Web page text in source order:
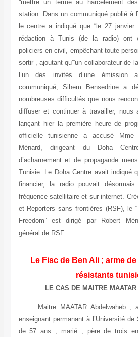
“mettre un terme au harcèlement
station. Dans un communiqué publié à
le centre a indiqué que “le 27
rédaction à Tunis (de la radio) ont
policiers en civil, empêchant toute
sortir”, ajoutant qu'”un collaborateur de
l’un des invités d’une émission
communiqué, Sihem Bensedrine a
nombreuses difficultés que nous
diffuser et continuer à travailler, nous
lançant hier la première heure de
officielle tunisienne a accusé Mme
Ménard, dirigeant du Doha
d’acharnement et de propagande
Tunisie. Le Doha Centre avait indiqué
financier, la radio pouvait
fréquence satellitaire et sur internet.
et Reporters sans frontières (RSF), le
Freedom” est dirigé par Robert
général de RSF.
Le Fisc de Ben Ali ; arme
résistants
LE CAS DE MAITRE
Maitre MAATAR Abdelwaheb ,
enseignant permanant à l’Université
de 57 ans , marié , père de trois